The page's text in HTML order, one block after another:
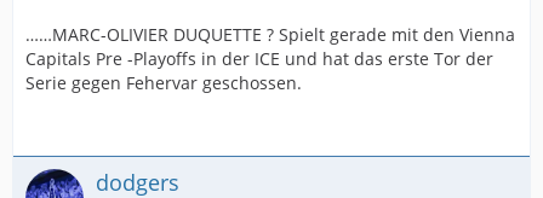
……MARC-OLIVIER DUQUETTE ? Spielt gerade mit den Vienna
Capitals Pre -Playoffs in der ICE und hat das erste Tor der
Serie gegen Fehervar geschossen.
dodgers